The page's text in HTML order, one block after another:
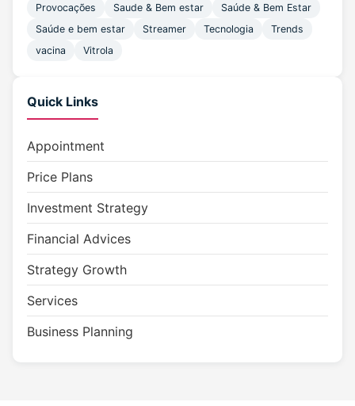
Provocações
Saude & Bem estar
Saúde & Bem Estar
Saúde e bem estar
Streamer Tecnologia
Trends
vacina
Vitrola
Quick Links
Appointment
Price Plans
Investment Strategy
Financial Advices
Strategy Growth
Services
Business Planning